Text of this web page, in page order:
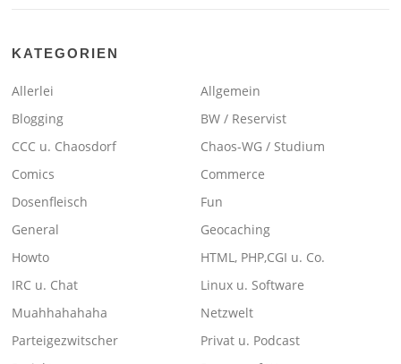
KATEGORIEN
Allerlei
Allgemein
Blogging
BW / Reservist
CCC u. Chaosdorf
Chaos-WG / Studium
Comics
Commerce
Dosenfleisch
Fun
General
Geocaching
Howto
HTML, PHP,CGI u. Co.
IRC u. Chat
Linux u. Software
Muahhahahaha
Netzwelt
Parteigezwitscher
Privat u. Podcast